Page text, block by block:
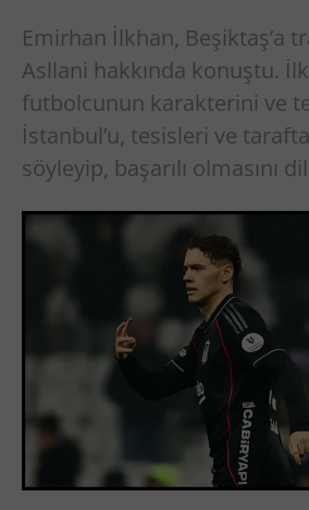
Emirhan İlkhan, Beşiktaş’a
Asllani hakkında konuştu.
futbolcunun karakterini ve
İstanbul’u, tesisleri ve
söyleyip, başarılı olmasını